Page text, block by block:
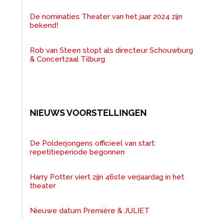
De nominaties Theater van het jaar 2024 zijn
bekend!
Rob van Steen stopt als directeur Schouwburg
& Concertzaal Tilburg
NIEUWS VOORSTELLINGEN
De Polderjongens officieel van start:
repetitieperiode begonnen
Harry Potter viert zijn 46ste verjaardag in het
theater
Nieuwe datum Première & JULIET